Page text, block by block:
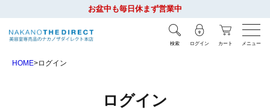
お盆中も毎日休まず営業中
検索 ログイン カート メニュー
HOME ログイン
ログイン